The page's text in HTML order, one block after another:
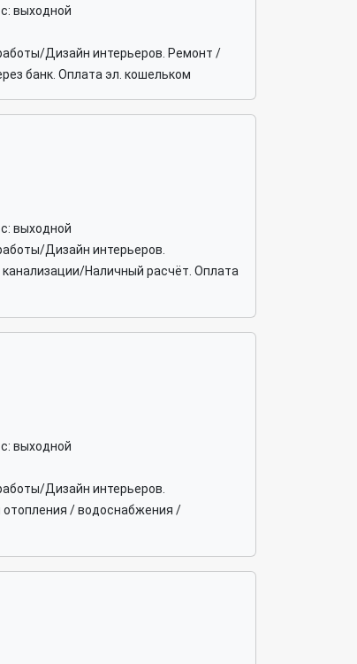
выходной
Дизайн интерьеров. Ремонт /
банк. Оплата эл. кошельком
выходной
Дизайн интерьеров.
Наличный расчёт. Оплата
выходной
Дизайн интерьеров.
/ водоснабжения /